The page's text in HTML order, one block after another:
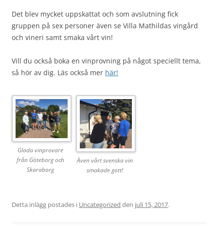
Det blev mycket uppskattat och som avslutning fick
gruppen på sex personer även se Villa Mathildas vingård
och vineri samt smaka vårt vin!
Vill du också boka en vinprovning på något speciellt tema,
så hör av dig. Läs också mer här!
Glada vinprovare
från Göteborg och
Skaraborg
Även vårt svenska vin
smakade gott!
Detta inlägg postades i Uncategorized den juli 15, 2017.